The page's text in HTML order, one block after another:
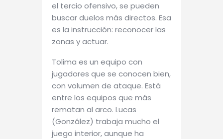
el tercio ofensivo, se pueden
buscar duelos más directos. Esa
es la instrucción: reconocer las
zonas y actuar.
Tolima es un equipo con
jugadores que se conocen bien,
con volumen de ataque. Está
entre los equipos que más
rematan al arco. Lucas
(González) trabaja mucho el
juego interior, aunque ha